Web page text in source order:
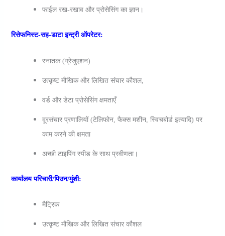
फाईल रख-रखाव और प्रोसेसिंग का ज्ञान।
रिसेफनिस्‍ट-सह-डाटा इन्‍ट्री ऑपरेटर:
स्‍नातक (ग्रेजुएशन)
उत्कृष्ट मौखिक और लिखित संचार कौशल,
वर्ड और डेटा प्रोसेसिंग क्षमताएँ
दूरसंचार प्रणालियों (टेलिफोन, फैक्स मशीन, स्विचबोर्ड इत्यादि) पर
काम करने की क्षमता
अच्छी टाइपिंग स्पीड के साथ प्रवीणता।
कार्यालय परिचारी/पिउन/मुंशी:
मैट्रिक
उत्कृष्ट मौखिक और लिखित संचार कौशल